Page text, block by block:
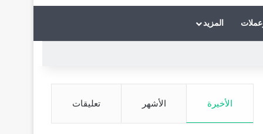
المزيد
الأخيرة الأشهر تعليقات